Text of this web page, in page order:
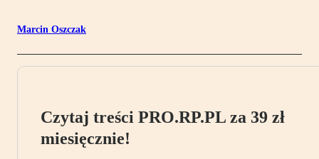
Marcin Oszczak
Czytaj treści PRO.RP.PL za 39 zł
miesięcznie!